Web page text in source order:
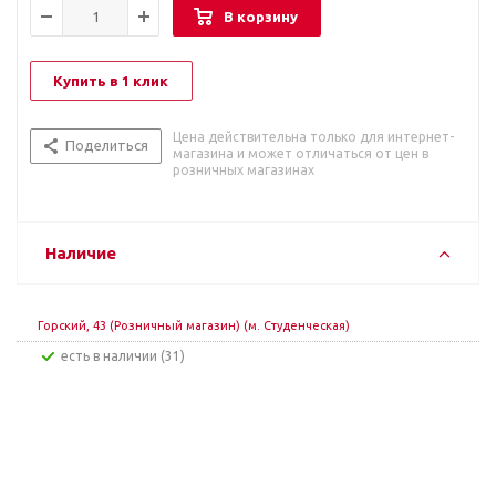
В корзину
Купить в 1 клик
Поделиться
Цена действительна только для интернет-
магазина и может отличаться от цен в
розничных магазинах
Наличие
Горский, 43 (Розничный магазин) (м. Студенческая)
Есть в наличии (31)